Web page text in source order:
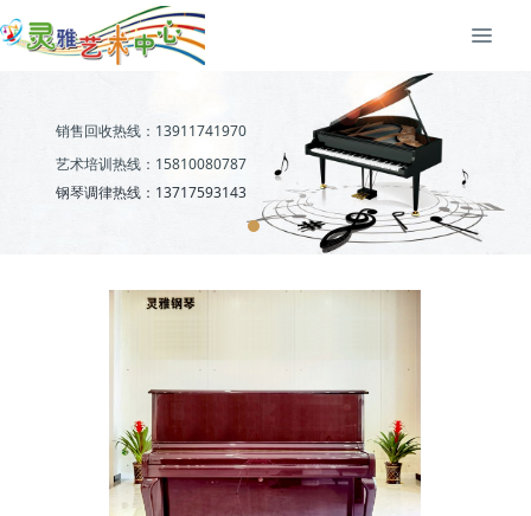
销售回收热线：13911741970
艺术培训热线：15810080787
钢琴调律热线：13717593143